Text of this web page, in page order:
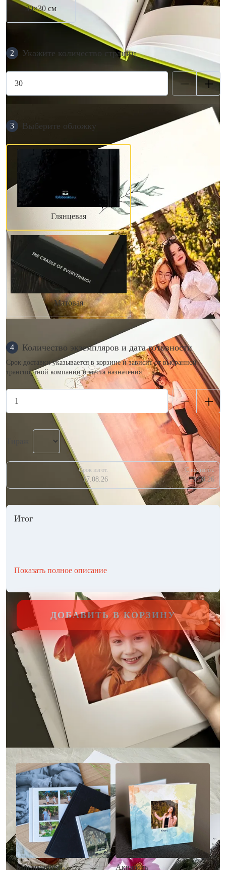
30×30 см
2 Укажите количество страниц
3 Выберите обложку
Глянцевая
Матовая
4 Количество экземпляров и дата готовности
Срок доставки указывается в корзине и зависит от выбранной
транспортной компании и места назначения.
Срок изгот.
17.08.26
Срок изгот.
13.08.26
Итог
Показать полное описание
ДОБАВИТЬ В КОРЗИНУ
Другие стили фотокниг
Минимализм Акварель